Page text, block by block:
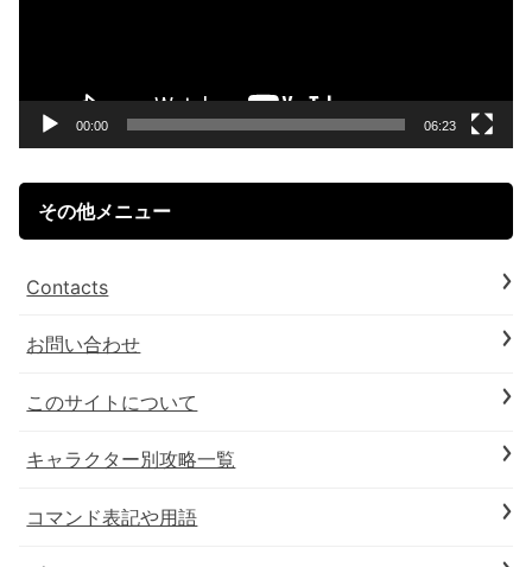
00:00 06:23
その他メニュー
Contacts
お問い合わせ
このサイトについて
キャラクター別攻略一覧
コマンド表記や用語